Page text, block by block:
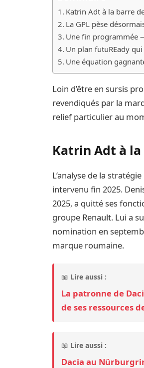
Katrin Adt à la barre
La GPL pèse
Une fin programmée
Un plan futuREady
Une équation
Loin d’être en sursis
revendiqués par la
relief particulier au
Katrin Adt à
L’analyse de la
intervenu fin 2025.
2025, a quitté ses
groupe Renault. Lui a
nomination en
marque roumaine.
📖 Lire aussi :
La patronne de
de ses ressources
📖 Lire aussi :
Dacia au